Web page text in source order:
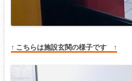
↑ こちらは施設玄関の様子です ↑